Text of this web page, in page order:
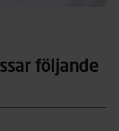
följande